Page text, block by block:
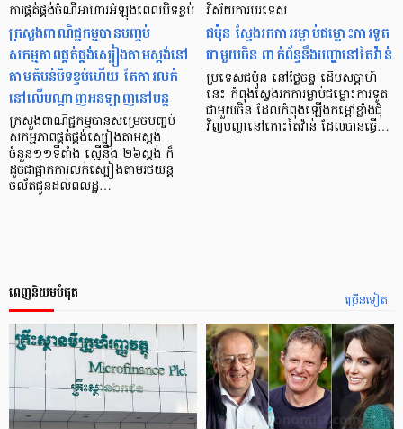
ការផ្គត់ផ្គង់ចំណីអាហារ​អំឡុងពេលបិទខ្ទប់
ក្រសួងពាណិជ្ជកម្មបានបញ្ចប់
សកម្មភាពផ្គត់ផ្គង់ស្បៀងតាមស្តង់នៅ
តាមតំបន់បិទខ្ទប់ហើយ តែការលក់
នៅលើបណ្ដាញអនឡាញ​នៅបន្ដ
ក្រសួងពាណិជ្ជកម្មបានសម្រេចបញ្ចប់
សកម្មភាពផ្គត់ផ្គង់ស្បៀងតាមស្តង់
ចំនួន១១ទីតាំង ស្មើនឹង ២៦ស្តង់ ក៏
ដូចជាផ្អាកការលក់ស្បៀងតាមរថយន្ត
ចល័តជូនដល់ពលដ្ឋ…
វិស័យការបរទេស
ជប៉ុន ស្វែងរកការរម្ងាប់ជម្លោះការទូត
ជាមួយចិន ពាក់ព័ន្ធនឹងបញ្ហានៅតៃវ៉ាន់
ប្រទេសជប៉ុន នៅថ្ងៃចន្ទ ដើមសប្តាហ៍
នេះ កំពុងស្វែងរកការម្ងាប់ជម្លោះការទូត
ជាមួយចិន ដែលកំពុងឡើងកម្តៅខ្លាំងជុំ
វិញបញ្ហានៅកោះតៃវ៉ាន់ ដែលបានធ្វើ…
ច្រើនទៀត
ពេញនិយមបំផុត